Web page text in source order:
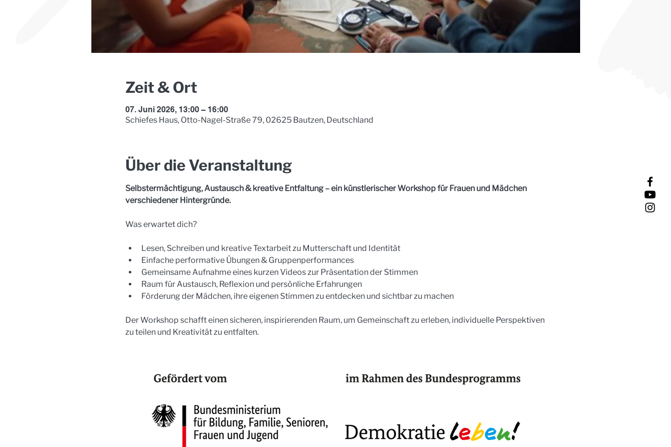
Zeit & Ort
07. Juni 2026, 13:00 – 16:00
Schiefes Haus, Otto-Nagel-Straße 79, 02625 Bautzen, Deutschland
Über die Veranstaltung
Selbstermächtigung, Austausch & kreative Entfaltung – ein künstlerischer Workshop für Frauen und Mädchen
verschiedener Hintergründe.
Was erwartet dich?
Lesen, Schreiben und kreative Textarbeit zu Mutterschaft und Identität
Einfache performative Übungen & Gruppenperformances
Gemeinsame Aufnahme eines kurzen Videos zur Präsentation der Stimmen
Raum für Austausch, Reflexion und persönliche Erfahrungen
Förderung der Mädchen, ihre eigenen Stimmen zu entdecken und sichtbar zu machen
Der Workshop schafft einen sicheren, inspirierenden Raum, um Gemeinschaft zu erleben, individuelle Perspektiven
zu teilen und Kreativität zu entfalten.